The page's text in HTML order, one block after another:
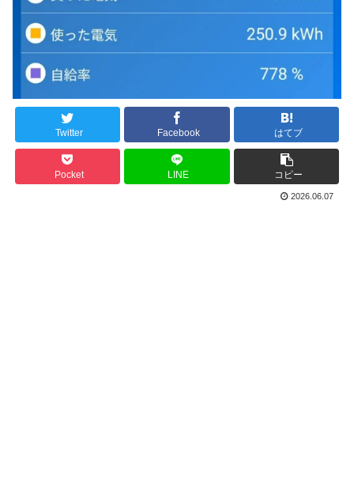
Twitter Facebook はてブ
Pocket LINE コピー
2026.06.07